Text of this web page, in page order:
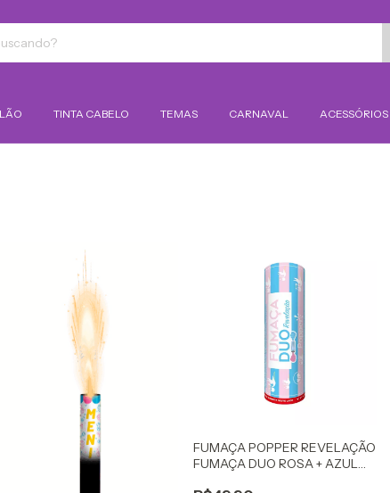
TINTA CABELO TEMAS CARNAVAL ACESSÓRIOS
FUMAÇA POPPER REVELAÇÃO
FUMAÇA DUO ROSA + AZUL